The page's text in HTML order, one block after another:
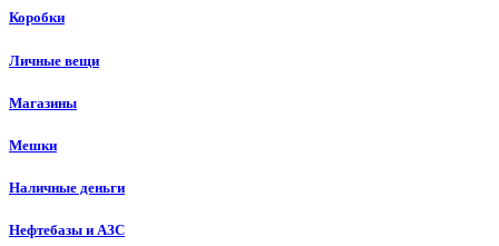
Коробки
Личные вещи
Магазины
Мешки
Наличные деньги
Нефтебазы и АЗС